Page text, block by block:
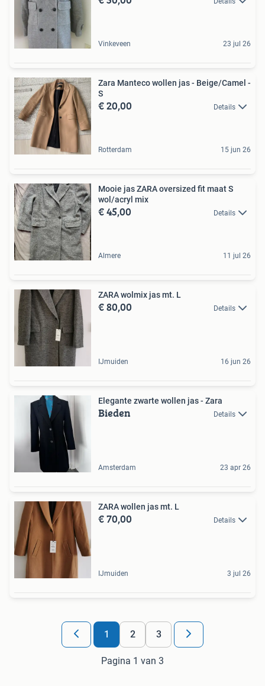
Vinkeveen 23 jul 26
Zara Manteco wollen jas - Beige/Camel -
S
€ 20,00 Details
Rotterdam 15 jun 26
Mooie jas ZARA oversized fit maat S
wol/acryl mix
€ 45,00 Details
Almere 11 jul 26
ZARA wolmix jas mt. L
€ 80,00 Details
IJmuiden 16 jun 26
Elegante zwarte wollen jas - Zara
Bieden Details
Amsterdam 23 apr 26
ZARA wollen jas mt. L
€ 70,00 Details
IJmuiden 3 jul 26
1 2 3
Pagina 1 van 3